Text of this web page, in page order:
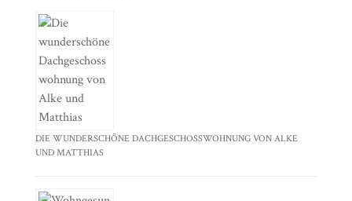
DIE WUNDERSCHÖNE DACHGESCHOSSWOHNUNG VON ALKE
UND MATTHIAS